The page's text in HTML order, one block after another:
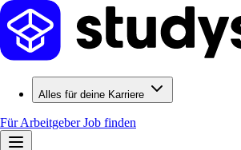
Alles für deine Karriere
Für ArbeitgeberJob finden